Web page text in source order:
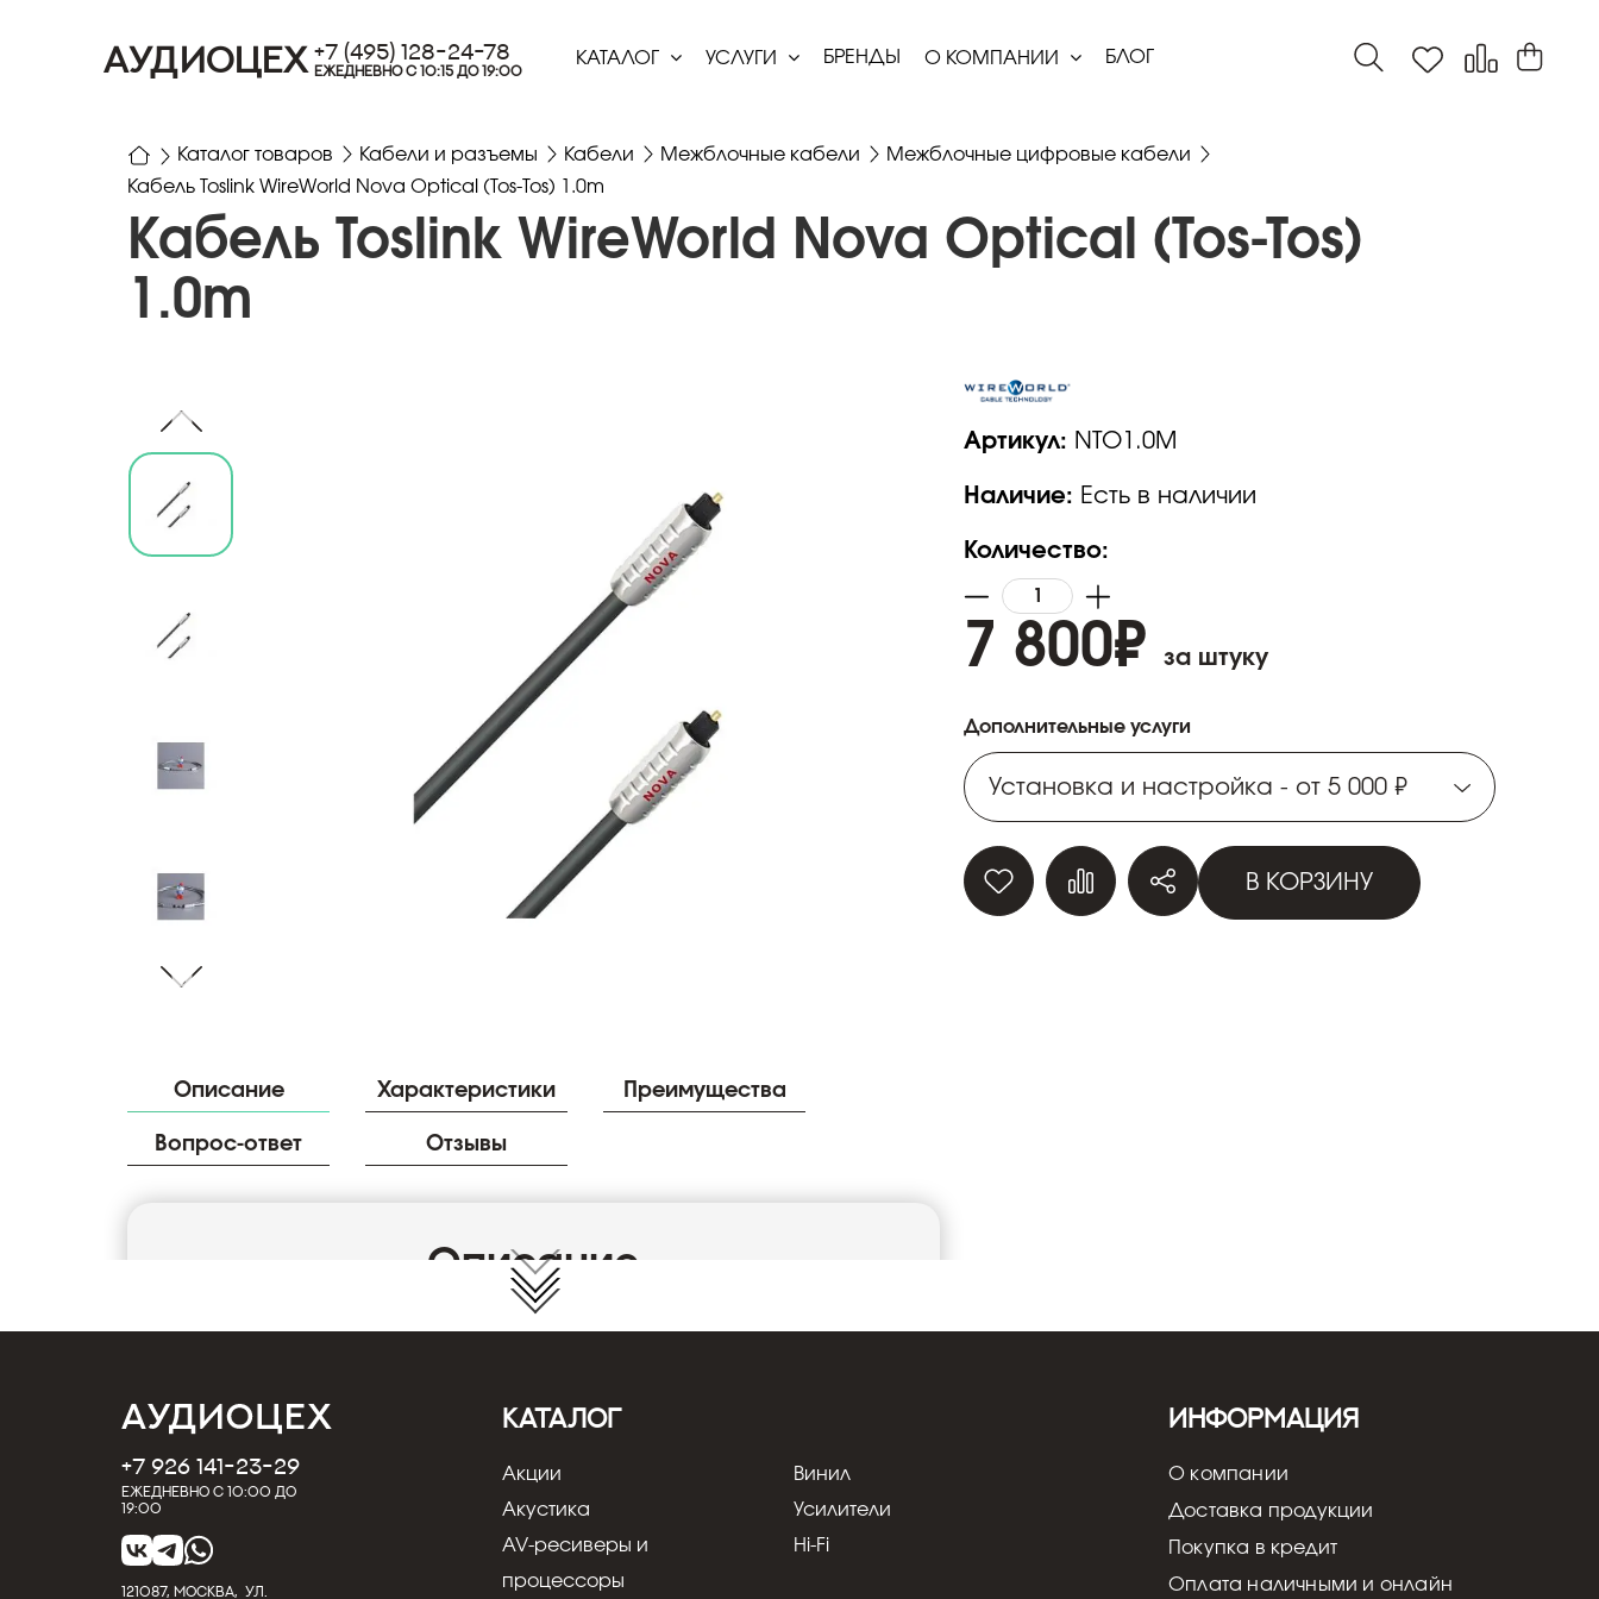
АУДИОЦЕХ +7 (495) 128-24-78
ЕЖЕДНЕВНО С 10:15 ДО 19:00
КАТАЛОГ УСЛУГИ БРЕНДЫ О КОМПАНИИ БЛОГ
Каталог товаров Кабели и разъемы Кабели Межблочные кабели
Межблочные цифровые кабели
Кабель Toslink WireWorld Nova Optical (Tos-Tos) 1.0m
Кабель Toslink WireWorld Nova Optical (Tos-Tos)
1.0m
Описание Характеристики Преимущества
Вопрос-ответ Отзывы
Описание
Цифровой Оптический кабель. Тип: Toslink - Toslink. Длина 1.0 метра. Диаметр: 7.5 мм.
Артикул: NTO1.0M
Наличие: Есть в наличии
Количество:
7 800₽ за штуку
Дополнительные услуги
Установка и настройка - от 5 000 ₽
Установка и настройка - от 5 000 ₽
Установка и настройка - от 5 000 ₽
В КОРЗИНУ
+7 926 141-23-29
Ежедневно с 10:00 до
19:00
121087, МОСКВА, УЛ.
КАТАЛОГ
Акции
Винил
Акустика
Усилители
AV-ресиверы и
процессоры
Hi-Fi
Информация
О компании
Доставка продукции
Покупка в кредит
Оплата наличными и онлайн